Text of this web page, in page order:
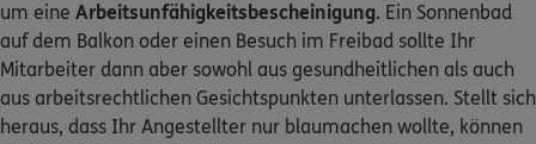
um eine Arbeitsunfähigkeitsbescheinigung. Ein Sonnenbad
auf dem Balkon oder einen Besuch im Freibad sollte Ihr
Mitarbeiter dann aber sowohl aus gesundheitlichen als auch
aus arbeitsrechtlichen Gesichtspunkten unterlassen. Stellt sich
heraus, dass Ihr Angestellter nur blaumachen wollte, können